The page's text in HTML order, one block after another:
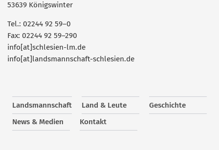
53639 Königswinter
Tel.: 02244 92 59–0
Fax: 02244 92 59–290
info[at]schlesien-lm.de
info[at]landsmannschaft-schlesien.de
Landsmannschaft Land & Leute
Geschichte
News & Medien
Kontakt